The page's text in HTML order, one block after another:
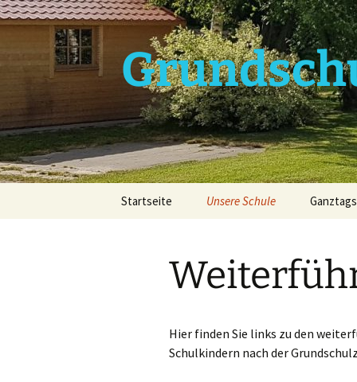
Zum
Inhalt
Startseite Unsere Schule
Kollegium
Gremien
Hier finden Sie links zu den
Schulkindern nach der